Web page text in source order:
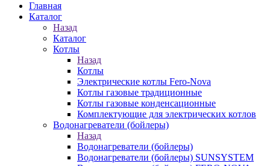
Главная
Каталог
Назад
Каталог
Котлы
Назад
Котлы
Электрические котлы Fero-Nova
Котлы газовые традиционные
Котлы газовые конденсационные
Комплектующие для электрических котлов
Водонагреватели (бойлеры)
Назад
Водонагреватели (бойлеры)
Водонагреватели (бойлеры) SUNSYSTEM